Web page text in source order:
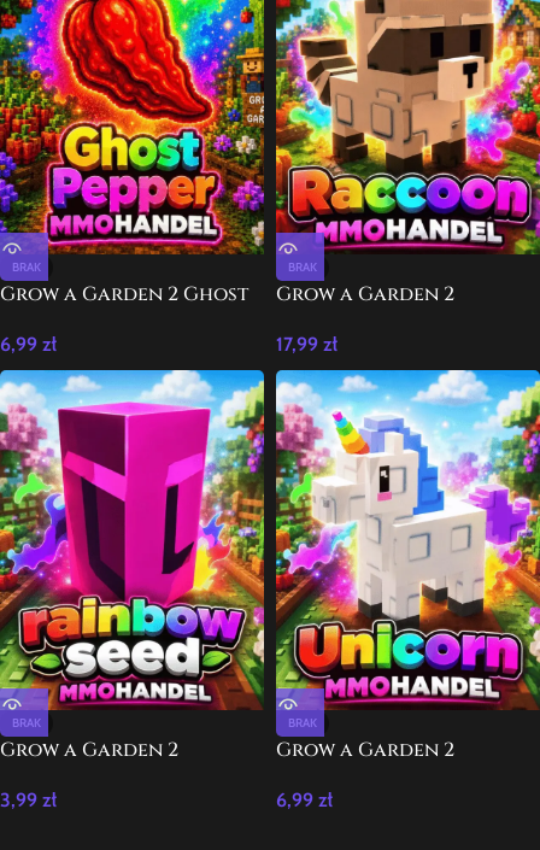
BRAK
Grow a Garden 2 Ghost
6,99 zł
BRAK
Grow a Garden 2
17,99 zł
BRAK
Grow a Garden 2
3,99 zł
BRAK
Grow a Garden 2
6,99 zł